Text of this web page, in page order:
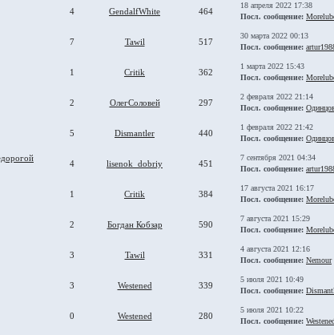
4 GendalfWhite 464
18 апреля 2022 17:38
Посл. сообщение:
7 Tawil 517
30 марта 2022 00:13
Посл. сообщение:
1 Critik 362
1 марта 2022 15:43
Посл. сообщение:
2 ОлегСоловей 297
2 февраля 2022 21:14
Посл. сообщение:
5 Dismantler 440
1 февраля 2022 21:42
Посл. сообщение:
4 lisenok_dobriy 451
7 сентября 2021 04:34
Посл. сообщение:
1 Critik 384
17 августа 2021 16:17
Посл. сообщение:
2 Богдан Кобзар 590
7 августа 2021 15:29
Посл. сообщение:
3 Tawil 331
4 августа 2021 12:16
Посл. сообщение: Nemour
3 Westened 339
5 июля 2021 10:49
Посл. сообщение:
0 Westened 280
5 июля 2021 10:22
Посл. сообщение: